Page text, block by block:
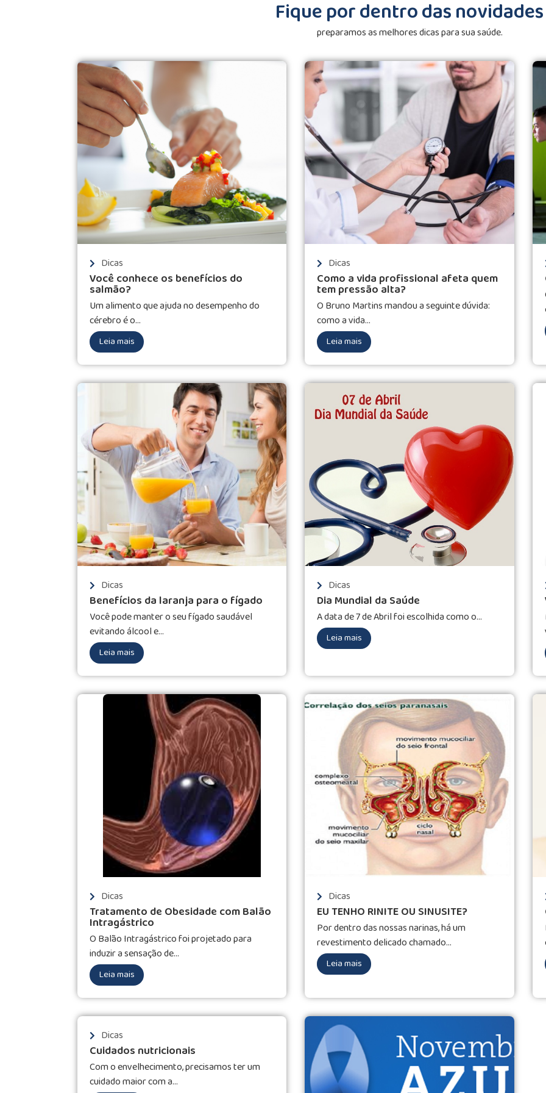
Fique por dentro das novidades
preparamos as melhores dicas para sua saúde.
Dicas
Você conhece os benefícios do
salmão?
Um alimento que ajuda no desempenho do
cérebro é o...
Leia mais
Dicas
Como a vida profissional afeta quem
tem pressão alta?
O Bruno Martins mandou a seguinte dúvida:
como a vida...
Leia mais
Dicas
Benefícios da laranja para o fígado
Você pode manter o seu fígado saudável
evitando álcool e...
Leia mais
Dicas
Dia Mundial da Saúde
A data de 7 de Abril foi escolhida como o...
Leia mais
Dicas
Tratamento de Obesidade com Balão
Intragástrico
O Balão Intragástrico foi projetado para
induzir a sensação de...
Leia mais
Dicas
EU TENHO RINITE OU SINUSITE?
Por dentro das nossas narinas, há um
revestimento delicado chamado...
Leia mais
Dicas
Cuidados nutricionais
Com o envelhecimento, precisamos ter um
cuidado maior com a...